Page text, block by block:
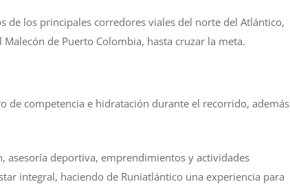
de los principales corredores viales del norte del Atlántico,
de Puerto Colombia, hasta cruzar la meta.
de competencia e hidratación durante el recorrido, además
asesoría deportiva, emprendimientos y actividades
integral, haciendo de Runiatlántico una experiencia para